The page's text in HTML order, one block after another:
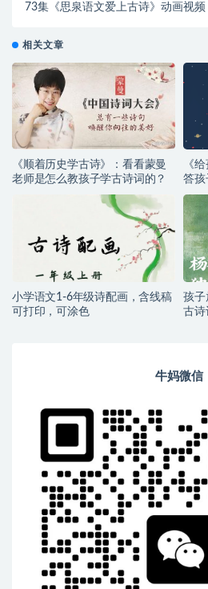
73集《思泉语文爱上古诗》动画视频
相关文章
《顺着历史学古诗》：看看蒙曼
老师是怎么教孩子学古诗词的？
《
答孩
运转
小学语文1-6年级诗配画，含线稿
可打印，可涂色
孩子
古诗
牛妈微信